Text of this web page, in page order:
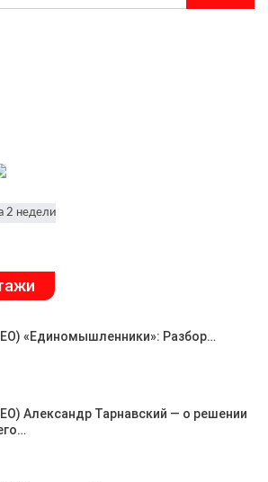
«Единомышленники»: Разбор…
Александр Тарнавский — о решении